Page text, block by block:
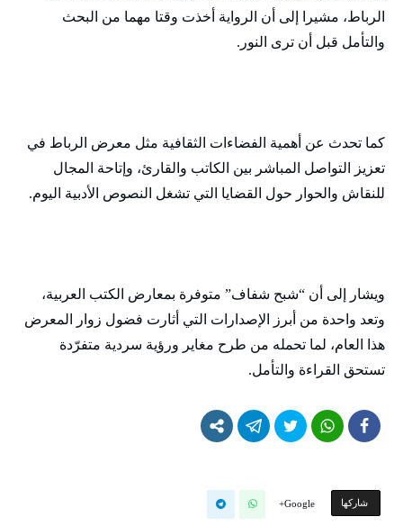
الرباط، مشيرا إلى أن الرواية أخذت وقتا مهما من البحث
والتأمل قبل أن ترى النور.
كما تحدث عن أهمية الفضاءات الثقافية مثل معرض الرباط في
تعزيز التواصل المباشر بين الكاتب والقارئ، وإتاحة المجال
للنقاش والحوار حول القضايا التي تشغل النصوص الأدبية اليوم.
ويشار إلى أن “شبح شفاف” متوفرة بمعارض الكتب العربية،
وتعد واحدة من أبرز الإصدارات التي أثارت فضول زوار المعرض
هذا العام، لما تحمله من طرح مغاير ورؤية سردية متفرّدة
تستحق القراءة والتأمل.
‫‫ شاركها‬ Google+